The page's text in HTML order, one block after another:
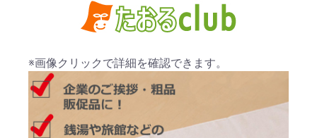
※画像クリックで詳細を確認できます。